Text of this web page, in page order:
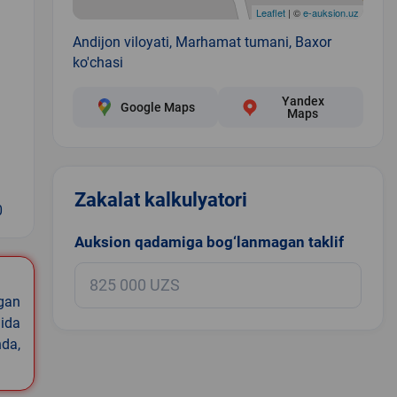
Leaflet| ©e-auksion.uz
Andijon viloyati, Marhamat tumani, Baxor
ko'chasi
Google Maps
Yandex
Maps
Zakalat kalkulyatori
Auksion qadamiga bog‘lanmagan taklif